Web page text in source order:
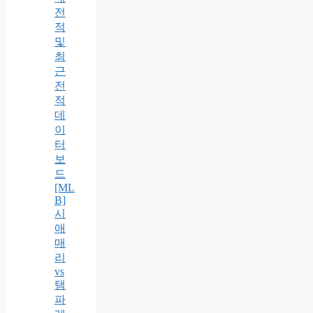
전
적
및
최
근
전
적
데
이
터
보
드
[ML
B]
시
애
매
리
vs
탬
파